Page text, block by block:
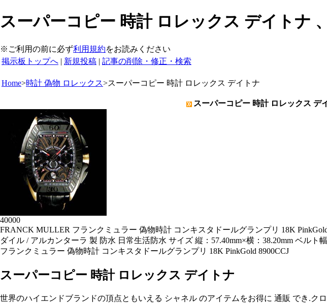
スーパーコピー 時計 ロレックス デイトナ
※ご利用の前に必ず利用規約をお読みください
掲示板トップへ | 新規投稿 | 記事の削除・修正・検索
Home>時計 偽物 ロレックス>スーパーコピー 時計 ロレックス デイトナ
スーパーコピー 時計 ロレックス デ
40000
FRANCK MULLER フランクミュラー 偽物時計 コンキスタドールグランプリ 18K
ダイル / アルカンターラ 製 防水 日常生活防水 サイズ 縦：57.40mm×横：38.20mm ベル
フランクミュラー 偽物時計 コンキスタドールグランプリ 18K PinkGold 8900CCJ
スーパーコピー 時計 ロレックス デイトナ
世界のハイエンドブランドの頂点ともいえる シャネル のアイテムをお得に 通販 でき.ク